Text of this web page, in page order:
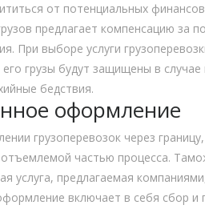
от потенциальных
предлагает компенсацию за
При выборе услуги
грузы будут защищены в
бедствия.
оформление
грузоперевозок через
частью процесса.
услуга, предлагаемая
включает в себя сбор и